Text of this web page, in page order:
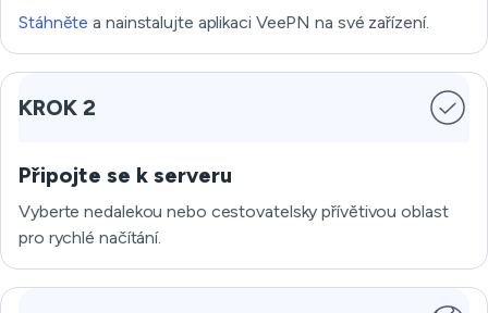
Stáhněte a nainstalujte aplikaci VeePN na své zařízení.
KROK 2
Připojte se k serveru
Vyberte nedalekou nebo cestovatelsky přívětivou oblast
pro rychlé načítání.